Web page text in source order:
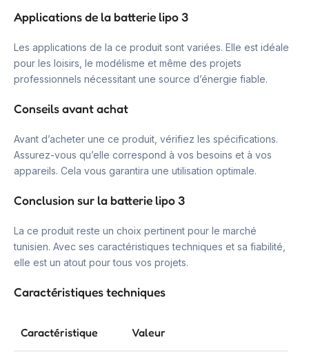
Applications de la batterie lipo 3
Les applications de la ce produit sont variées. Elle est idéale
pour les loisirs, le modélisme et même des projets
professionnels nécessitant une source d’énergie fiable.
Conseils avant achat
Avant d’acheter une ce produit, vérifiez les spécifications.
Assurez-vous qu’elle correspond à vos besoins et à vos
appareils. Cela vous garantira une utilisation optimale.
Conclusion sur la batterie lipo 3
La ce produit reste un choix pertinent pour le marché
tunisien. Avec ses caractéristiques techniques et sa fiabilité,
elle est un atout pour tous vos projets.
Caractéristiques techniques
Caractéristique Valeur